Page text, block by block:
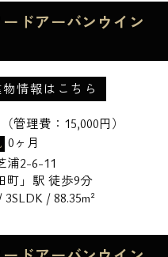
ドアーバンウイン
物情報はこちら
管理費： 15,000円）
0ヶ月
浦2-6-11
町」駅 徒歩9分
/ 88.35m²